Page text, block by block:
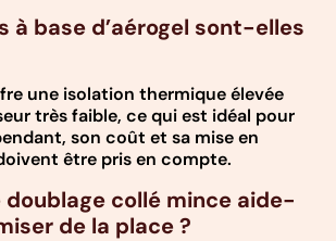
à base d’aérogel sont-elles
une isolation thermique élevée
très faible, ce qui est idéal pour
son coût et sa mise en
être pris en compte.
collé mince aide-
de la place ?